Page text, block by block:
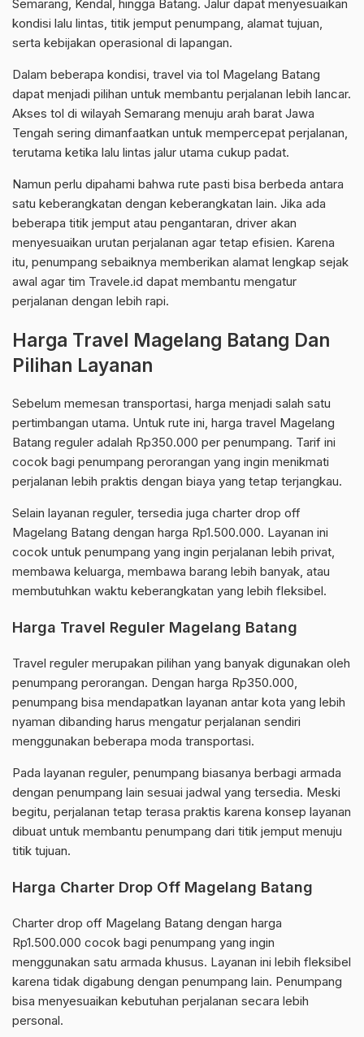
Semarang, Kendal, hingga Batang. Jalur dapat menyesuaikan
kondisi lalu lintas, titik jemput penumpang, alamat tujuan,
serta kebijakan operasional di lapangan.
Dalam beberapa kondisi, travel via tol Magelang Batang
dapat menjadi pilihan untuk membantu perjalanan lebih lancar.
Akses tol di wilayah Semarang menuju arah barat Jawa
Tengah sering dimanfaatkan untuk mempercepat perjalanan,
terutama ketika lalu lintas jalur utama cukup padat.
Namun perlu dipahami bahwa rute pasti bisa berbeda antara
satu keberangkatan dengan keberangkatan lain. Jika ada
beberapa titik jemput atau pengantaran, driver akan
menyesuaikan urutan perjalanan agar tetap efisien. Karena
itu, penumpang sebaiknya memberikan alamat lengkap sejak
awal agar tim Travele.id dapat membantu mengatur
perjalanan dengan lebih rapi.
Harga Travel Magelang Batang Dan
Pilihan Layanan
Sebelum memesan transportasi, harga menjadi salah satu
pertimbangan utama. Untuk rute ini, harga travel Magelang
Batang reguler adalah Rp350.000 per penumpang. Tarif ini
cocok bagi penumpang perorangan yang ingin menikmati
perjalanan lebih praktis dengan biaya yang tetap terjangkau.
Selain layanan reguler, tersedia juga charter drop off
Magelang Batang dengan harga Rp1.500.000. Layanan ini
cocok untuk penumpang yang ingin perjalanan lebih privat,
membawa keluarga, membawa barang lebih banyak, atau
membutuhkan waktu keberangkatan yang lebih fleksibel.
Harga Travel Reguler Magelang Batang
Travel reguler merupakan pilihan yang banyak digunakan oleh
penumpang perorangan. Dengan harga Rp350.000,
penumpang bisa mendapatkan layanan antar kota yang lebih
nyaman dibanding harus mengatur perjalanan sendiri
menggunakan beberapa moda transportasi.
Pada layanan reguler, penumpang biasanya berbagi armada
dengan penumpang lain sesuai jadwal yang tersedia. Meski
begitu, perjalanan tetap terasa praktis karena konsep layanan
dibuat untuk membantu penumpang dari titik jemput menuju
titik tujuan.
Harga Charter Drop Off Magelang Batang
Charter drop off Magelang Batang dengan harga
Rp1.500.000 cocok bagi penumpang yang ingin
menggunakan satu armada khusus. Layanan ini lebih fleksibel
karena tidak digabung dengan penumpang lain. Penumpang
bisa menyesuaikan kebutuhan perjalanan secara lebih
personal.